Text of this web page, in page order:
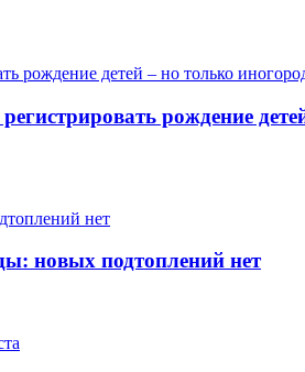
рождение
новых подтоплений нет